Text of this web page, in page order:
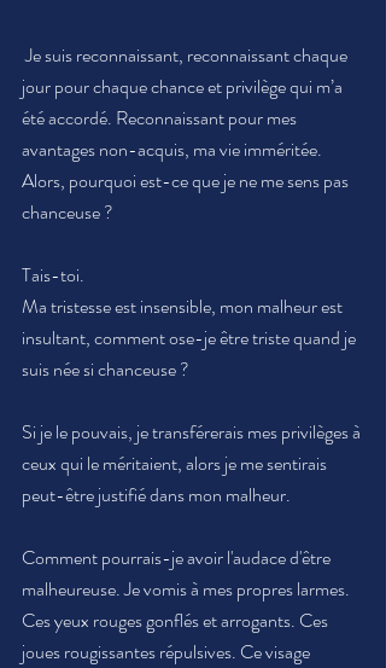
Je suis reconnaissant, reconnaissant chaque
jour pour chaque chance et privilège qui m’a
été accordé. Reconnaissant pour mes
avantages non-acquis, ma vie imméritée.
Alors, pourquoi est-ce que je ne me sens pas
chanceuse ?
Tais-toi.
Ma tristesse est insensible, mon malheur est
insultant, comment ose-je être triste quand je
suis née si chanceuse ?
Si je le pouvais, je transférerais mes privilèges à
ceux qui le méritaient, alors je me sentirais
peut-être justifié dans mon malheur.
Comment pourrais-je avoir l'audace d'être
malheureuse. Je vomis à mes propres larmes.
Ces yeux rouges gonflés et arrogants. Ces
joues rougissantes répulsives. Ce visage